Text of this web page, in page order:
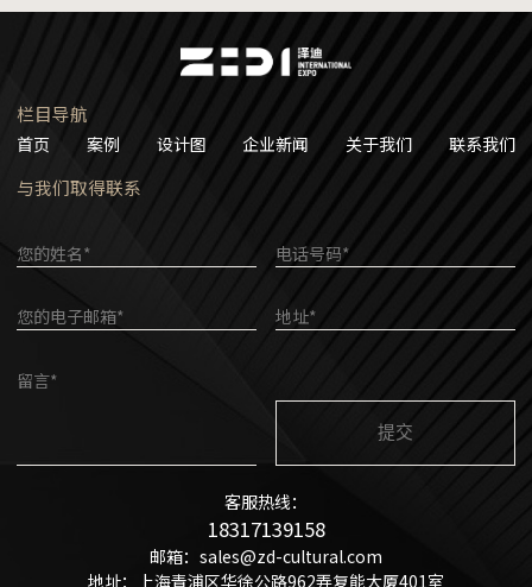
栏目导航
首页 案例 设计图 企业新闻 关于我们 联系我们
与我们取得联系
您的姓名* 电话号码*
您的电子邮箱* 地址*
留言*
客服热线：
18317139158
邮箱：sales@zd-cultural.com
地址：上海青浦区华徐公路962弄复能大厦401室